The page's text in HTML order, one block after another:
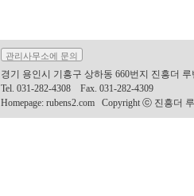
관리사무소에 문의
경기 용인시 기흥구 상하동 660번지 진흥더
Tel. 031-282-4308 Fax. 031-282-4309
Homepage: rubens2.com Copyright ⓒ 진흥더